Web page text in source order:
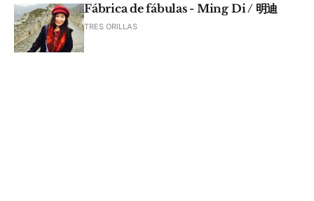
Fábrica de fábulas - Ming Di / 明迪
TRES ORILLAS